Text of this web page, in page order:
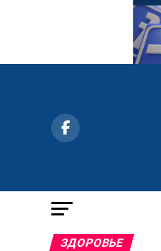
ЗДОРОВЬЕ